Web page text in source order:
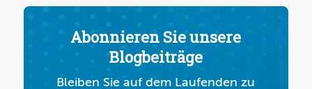
Abonnieren Sie unsere
Blogbeiträge
Bleiben Sie auf dem Laufenden zu